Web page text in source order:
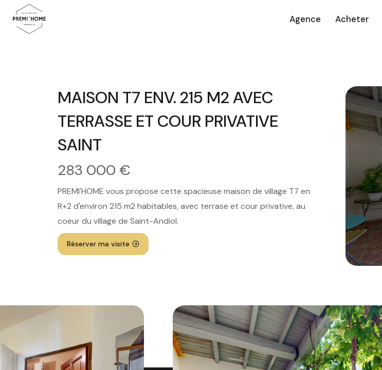
Agence Acheter
MAISON T7 ENV. 215 M2 AVEC
TERRASSE ET COUR PRIVATIVE
SAINT
283 000 €
PREMI'HOME vous propose cette spacieuse maison de village T7 en
R+2 d'environ 215 m2 habitables, avec terrase et cour privative, au
coeur du village de Saint-Andiol.
Réserver ma visite